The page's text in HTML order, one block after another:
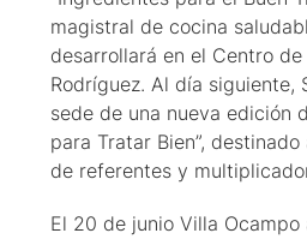
magistral de cocina
desarrollará en el Centro
Rodríguez. Al día siguiente,
sede de una nueva edición
para Tratar Bien”,
de referentes y
El 20 de junio Villa Ocampo